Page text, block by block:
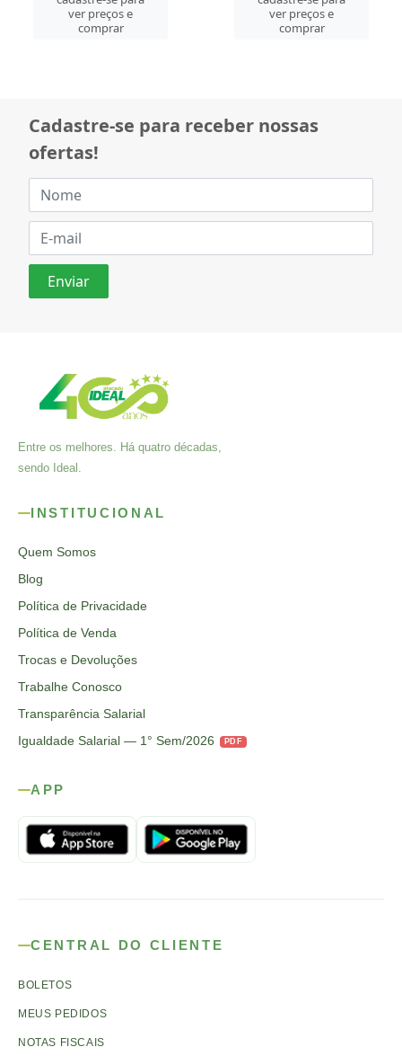
ver preços e
comprar
ver preços e
comprar
Cadastre-se para receber nossas
ofertas!
Entre os melhores. Há quatro décadas,
sendo Ideal.
INSTITUCIONAL
Quem Somos
Blog
Política de Privacidade
Política de Venda
Trocas e Devoluções
Trabalhe Conosco
Transparência Salarial
Igualdade Salarial — 1° Sem/2026
PDF
APP
CENTRAL DO CLIENTE
BOLETOS
MEUS PEDIDOS
NOTAS FISCAIS